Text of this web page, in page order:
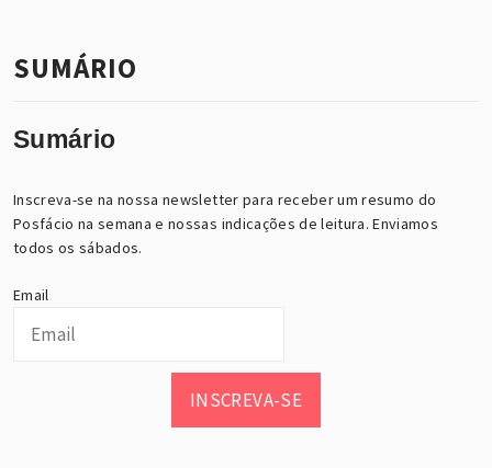
SUMÁRIO
Sumário
Inscreva-se na nossa newsletter para receber um resumo do
Posfácio na semana e nossas indicações de leitura. Enviamos
todos os sábados.
Email
INSCREVA-SE